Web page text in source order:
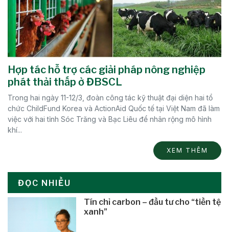
Hợp tác hỗ trợ các giải pháp nông nghiệp
phát thải thấp ở ĐBSCL
Trong hai ngày 11-12/3, đoàn công tác kỹ thuật đại diện hai tổ
chức ChildFund Korea và ActionAid Quốc tế tại Việt Nam đã làm
việc với hai tỉnh Sóc Trăng và Bạc Liêu để nhân rộng mô hình
khí...
XEM THÊM
ĐỌC NHIỀU
Tín chỉ carbon – đầu tư cho “tiền tệ
xanh”